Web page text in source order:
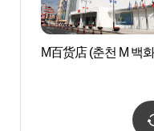
M百货店 (춘천 M 백